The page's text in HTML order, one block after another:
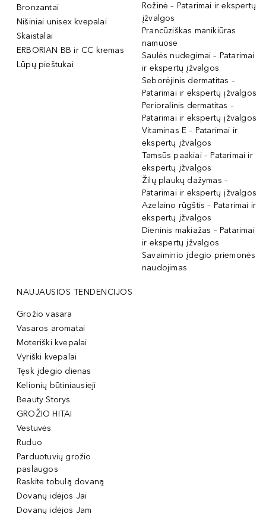
Bronzantai
Nišiniai unisex kvepalai
Skaistalai
ERBORIAN BB ir CC kremas
Lūpų pieštukai
Rožinė – Patarimai ir ekspertų
įžvalgos
Prancūziškas manikiūras
namuose
Saulės nudegimai – Patarimai
ir ekspertų įžvalgos
Seborėjinis dermatitas –
Patarimai ir ekspertų įžvalgos
Perioralinis dermatitas –
Patarimai ir ekspertų įžvalgos
Vitaminas E – Patarimai ir
ekspertų įžvalgos
Tamsūs paakiai – Patarimai ir
ekspertų įžvalgos
Žilų plaukų dažymas –
Patarimai ir ekspertų įžvalgos
Azelaino rūgštis – Patarimai ir
ekspertų įžvalgos
Dieninis makiažas – Patarimai
ir ekspertų įžvalgos
Savaiminio įdegio priemonės
naudojimas
NAUJAUSIOS TENDENCIJOS
Grožio vasara
Vasaros aromatai
Moteriški kvepalai
Vyriški kvepalai
Tęsk įdegio dienas
Kelionių būtiniausieji
Beauty Storys
GROŽIO HITAI
Vestuvės
Ruduo
Parduotuvių grožio
paslaugos
Raskite tobulą dovaną
Dovanų idėjos Jai
Dovanų idėjos Jam